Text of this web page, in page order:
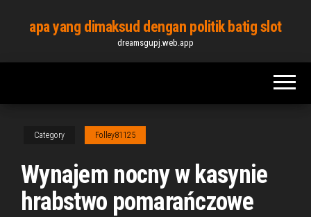
content
apa yang dimaksud dengan politik batig slot
dreamsgupj.web.app
Category Folley81125
Wynajem nocny w kasynie
hrabstwo pomarańczowe